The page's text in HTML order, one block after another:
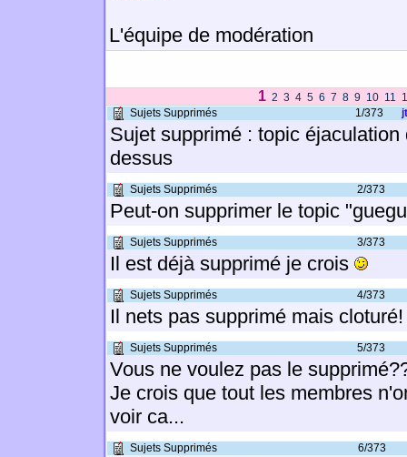
L'équipe de modération
1 2 3 4 5 6 7 8 9 10 11
Sujets Supprimés
1/373
Sujet supprimé : topic éjaculation
dessus
Sujets Supprimés 2/373
Peut-on supprimer le topic
Sujets Supprimés 3/373
Il est déjà supprimé je crois
Sujets Supprimés 4/373
Il nets pas supprimé mais cloturé!
Sujets Supprimés 5/373
Vous ne voulez pas le
Je crois que tout les membres
voir ca...
Sujets Supprimés 6/373